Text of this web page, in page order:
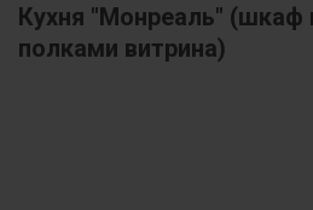
Кухня "Монреаль" (шкаф
полками витрина)